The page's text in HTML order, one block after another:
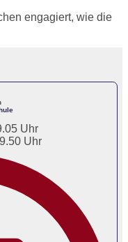
engagiert, wie die
Uhr
Uhr